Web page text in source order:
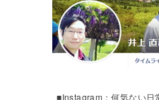
■Instagram：何気ない日